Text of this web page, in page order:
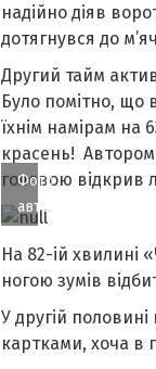
надійно діяв
дотягнувся до
Другий тайм
Було помітно, що
їхнім намірам на
красень!
головою відкрив
Фото
автора
На 82-ій хвилині
ногою зумів
У другій
картками, хоча в